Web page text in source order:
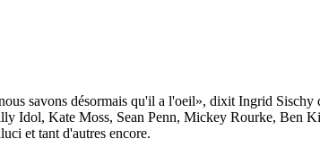
savons désormais qu'il a l'oeil», dixit Ingrid
Idol, Kate Moss, Sean Penn, Mickey Rourke, Ben
et tant d'autres encore.